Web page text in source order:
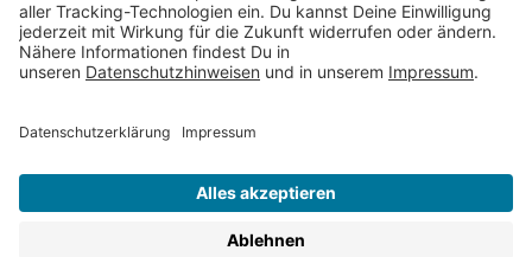
* Versandkostenfrei ab 9,00 € Bestellwert innerhalb
Deutschlands
** Lieferzeit 1-3 Werktage innerhalb Deutschlands
Thienemann-Esslinger Verlag GmbH, Blumenstraße 36, D-70182